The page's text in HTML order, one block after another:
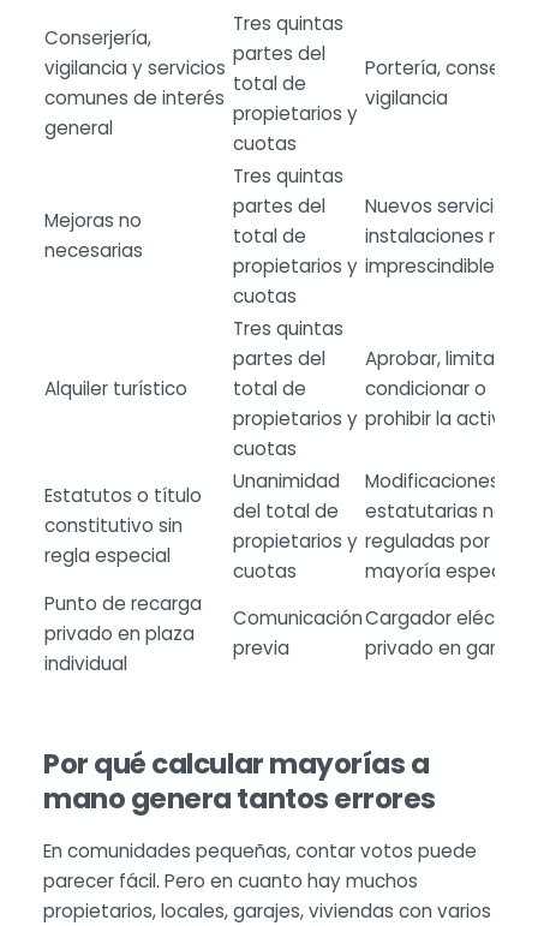
Conserjería,
vigilancia y servicios
comunes de interés
general
Tres quintas
partes del
total de
propietarios y
cuotas
Portería,
vigilancia
Mejoras no
necesarias
Tres quintas
partes del
total de
propietarios y
cuotas
Nuevos servicios o
instalaciones no
imprescindibles
Alquiler turístico
Tres quintas
partes del
total de
propietarios y
cuotas
Aprobar, limitar,
condicionar o
prohibir la
Estatutos o título
constitutivo sin
regla especial
Unanimidad
del total de
propietarios y
cuotas
Modificaciones
estatutarias no
reguladas por
mayoría
Punto de recarga
privado en plaza
individual
Comunicación
previa
Cargador eléctrico
privado en garaje
Por qué calcular mayorías a
mano genera tantos errores
En comunidades pequeñas, contar votos puede
parecer fácil. Pero en cuanto hay muchos
propietarios, locales, garajes, viviendas con varios